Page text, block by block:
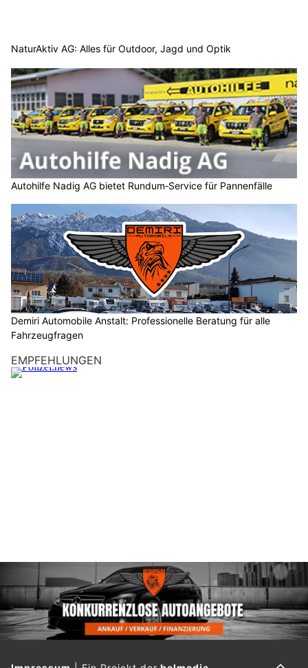
NaturAktiv AG: Alles für Outdoor, Jagd und Optik
Autohilfe Nadig AG bietet Rundum‑Service für Pannenfälle
Demiri Automobile Anstalt: Professionelle Beratung für alle
Fahrzeugfragen
EMPFEHLUNGEN